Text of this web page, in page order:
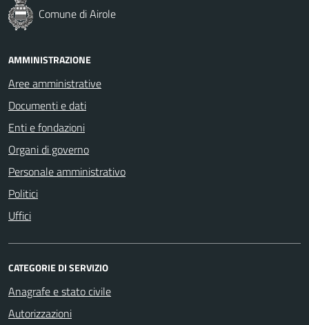
Comune di Airole
AMMINISTRAZIONE
Aree amministrative
Documenti e dati
Enti e fondazioni
Organi di governo
Personale amministrativo
Politici
Uffici
CATEGORIE DI SERVIZIO
Anagrafe e stato civile
Autorizzazioni